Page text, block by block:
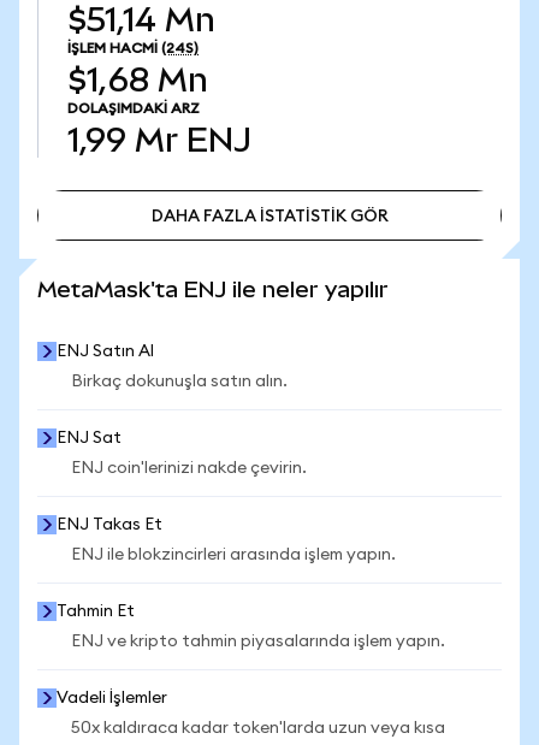
$51,14 Mn
İŞLEM HACMI (24S)
$1,68 Mn
DOLAŞIMDAKI ARZ
1,99 Mr ENJ
DAHA FAZLA İSTATİSTİK GÖR
MetaMask'ta ENJ ile neler yapılır
ENJ Satın Al
Birkaç dokunuşla satın alın.
ENJ Sat
ENJ coin'lerinizi nakde çevirin.
ENJ Takas Et
ENJ ile blokzincirleri arasında işlem yapın.
Tahmin Et
ENJ ve kripto tahmin piyasalarında işlem yapın.
Vadeli İşlemler
50x kaldıraca kadar token'larda uzun veya kısa